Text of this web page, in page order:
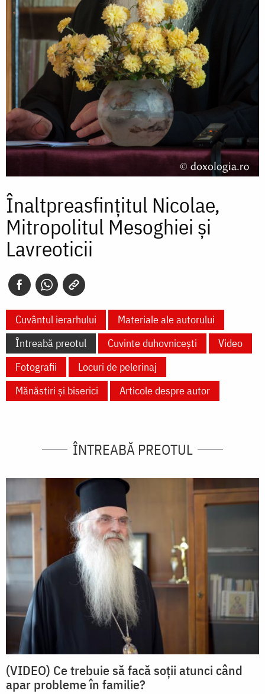
Înaltpreasfințitul Nicolae,
Mitropolitul Mesoghiei şi
Lavreoticii
Cuvântul ierarhului
Materiale ale autorului
Întreabă preotul
Cuvinte duhovnicești
Video
Fotografii
Locuri de pelerinaj
Mănăstiri și biserici
Articole despre autor
ÎNTREABĂ PREOTUL
(VIDEO) Ce trebuie să facă soții atunci când
apar probleme în familie?